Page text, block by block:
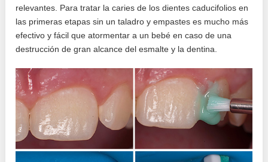
relevantes. Para tratar la caries de los dientes caducifolios en
las primeras etapas sin un taladro y empastes es mucho más
efectivo y fácil que atormentar a un bebé en caso de una
destrucción de gran alcance del esmalte y la dentina.